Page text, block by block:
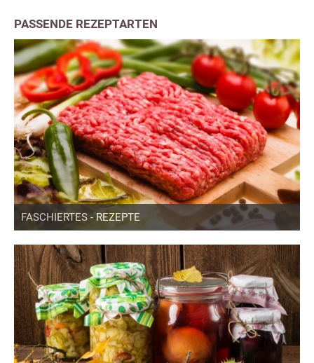
PASSENDE REZEPTARTEN
FASCHIERTES - REZEPTE